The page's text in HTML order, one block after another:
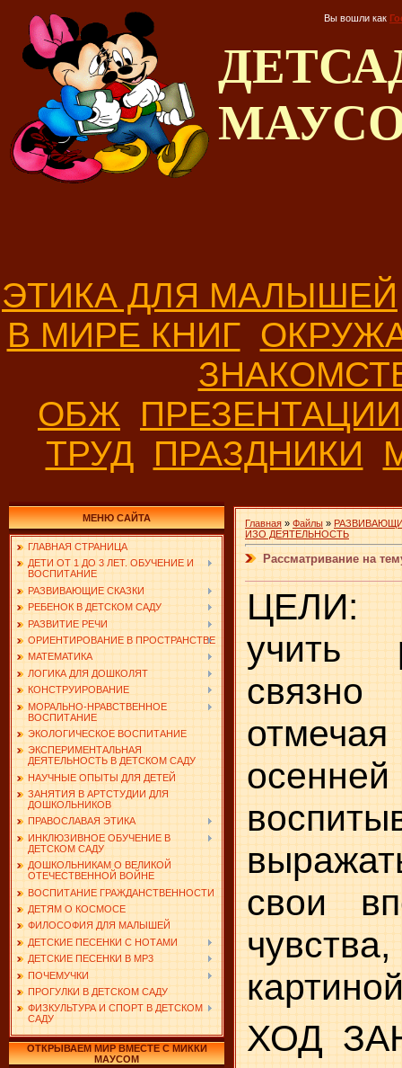
Вы вошли как
ЭТИКА ДЛЯ МАЛЫШЕЙ
В МИРЕ КНИГ
ОБЖ
ТРУД ПРАЗДНИКИ
МЕНЮ САЙТА
ГЛАВНАЯ СТРАНИЦА
ДЕТИ ОТ 1 ДО 3 ЛЕТ. ОБУЧЕНИЕ И
ВОСПИТАНИЕ
РАЗВИВАЮЩИЕ СКАЗКИ
РЕБЕНОК В ДЕТСКОМ САДУ
РАЗВИТИЕ РЕЧИ
ОРИЕНТИРОВАНИЕ В ПРОСТРАНСТВЕ
МАТЕМАТИКА
ЛОГИКА ДЛЯ ДОШКОЛЯТ
КОНСТРУИРОВАНИЕ
МОРАЛЬНО-НРАВСТВЕННОЕ
ВОСПИТАНИЕ
ЭКОЛОГИЧЕСКОЕ ВОСПИТАНИЕ
ЭКСПЕРИМЕНТАЛЬНАЯ
ДЕЯТЕЛЬНОСТЬ В ДЕТСКОМ САДУ
НАУЧНЫЕ ОПЫТЫ ДЛЯ ДЕТЕЙ
ЗАНЯТИЯ В АРТСТУДИИ ДЛЯ
ДОШКОЛЬНИКОВ
ПРАВОСЛАВАЯ ЭТИКА
ИНКЛЮЗИВНОЕ ОБУЧЕНИЕ В
ДЕТСКОМ САДУ
ДОШКОЛЬНИКАМ О ВЕЛИКОЙ
ОТЕЧЕСТВЕННОЙ ВОЙНЕ
ВОСПИТАНИЕ ГРАЖДАНСТВЕННОСТИ
ДЕТЯМ О КОСМОСЕ
ФИЛОСОФИЯ ДЛЯ МАЛЫШЕЙ
ДЕТСКИЕ ПЕСЕНКИ С НОТАМИ
ДЕТСКИЕ ПЕСЕНКИ В MP3
ПОЧЕМУЧКИ
ПРОГУЛКИ В ДЕТСКОМ САДУ
ФИЗКУЛЬТУРА И СПОРТ В ДЕТСКОМ
САДУ
ОТКРЫВАЕМ МИР ВМЕСТЕ С МИККИ
МАУСОМ
Главная » Файлы »
ИЗО ДЕЯТЕЛЬНОСТЬ
Рассматривание на
ЦЕЛИ:
учить
свои
ХОД